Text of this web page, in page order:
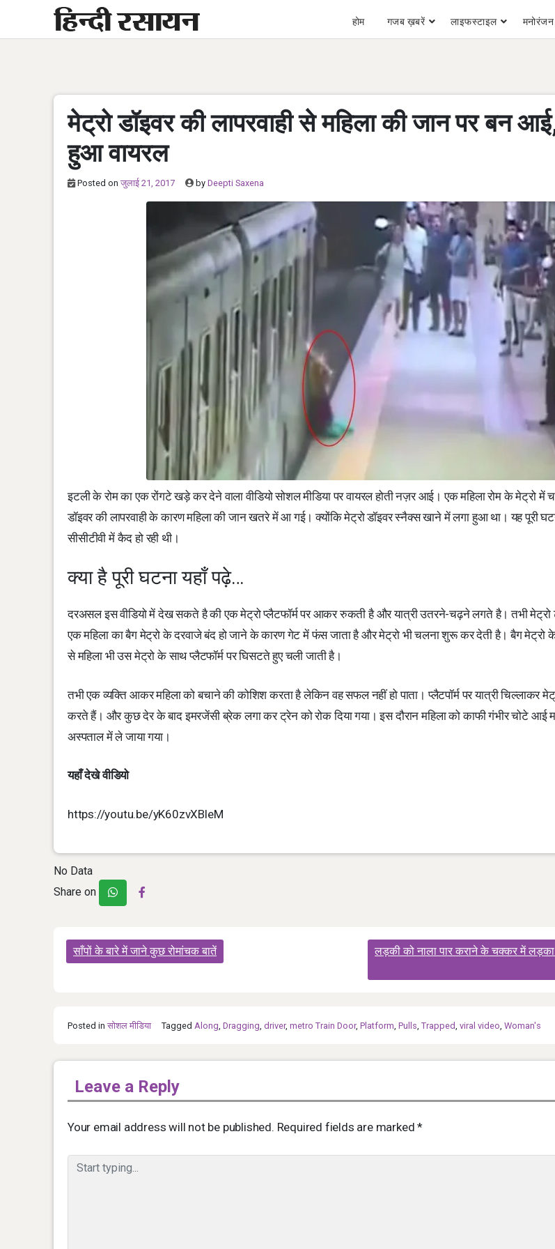
content
होम गजब ख़बरें लाइफस्टाइल मनोरंजन
मेट्रो डॉइवर की लापरवाही से महिला की जान पर बन आई,
हुआ वायरल
Posted on जुलाई 21, 2017 by Deepti Saxena
इटली के रोम का एक रोंगटे खड़े कर देने वाला वीडियो सोशल मीडिया पर वायरल होती नज़र आई। एक महिला रोम के मेट्रो में
डॉइवर की लापरवाही के कारण महिला की जान खतरे में आ गई। क्योंकि मेट्रो डॉइवर स्नैक्स खाने में लगा हुआ था। यह पूरी
सीसीटीवी में कैद हो रही थी।
क्या है पूरी घटना यहाँ पढ़े…
दरअसल इस वीडियो में देख सकते है की एक मेट्रो प्लैटफॉर्म पर आकर रुकती है और यात्री उतरने-चढ़ने लगते है। तभी
एक महिला का बैग मेट्रो के दरवाजे बंद हो जाने के कारण गेट में फंस जाता है और मेट्रो भी चलना शुरू कर देती है। बैग मेट्रो
से महिला भी उस मेट्रो के साथ प्लैटफॉर्म पर घिसटते हुए चली जाती है।
तभी एक व्यक्ति आकर महिला को बचाने की कोशिश करता है लेकिन वह सफल नहीं हो पाता। प्लैटपॉर्म पर यात्री चिल्लाकर
करते हैं। और कुछ देर के बाद इमरजेंसी ब्रेक लगा कर ट्रेन को रोक दिया गया। इस दौरान महिला को काफी गंभीर चोटे आई
अस्पताल में ले जाया गया।
यहाँ देखे वीडियो
https://youtu.be/yK60zvXBleM
No Data
Share on
Post
navigation
साँपों के बारे में जाने कुछ रोमांचक बातें
लड़की को नाला पार कराने के चक्कर में
Posted in सोशल मीडिया Tagged Along Dragging driver, metro Train Door, Platform Pulls Trapped viral video Woman's
Leave a Reply
Your email address will not be published. Required fields are marked*